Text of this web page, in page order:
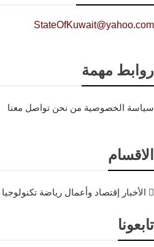
StateOfKuwait@yahoo.com
روابط مهمة
سياسة الخصوصية من نحن تواصل معنا
الاقسام
الأخبار إقتصاد وأعمال رياضة تكنولوجيا
تابعونا